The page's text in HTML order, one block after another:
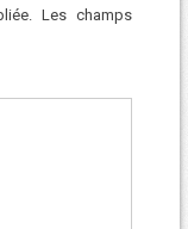
Les champs